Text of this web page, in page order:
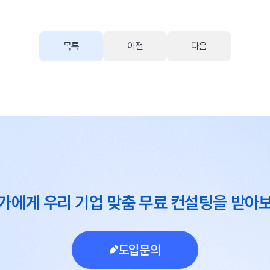
목록 이전 다음
에게 우리 기업 맞춤 무료 컨설팅을 받아
도입문의